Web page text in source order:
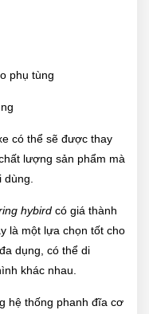
phụ tùng
có thể sẽ được thay
lượng sản phẩm mà
hybird có giá thành
là một lựa chọn tốt cho
dụng, có thể di
khác nhau.
hệ thống phanh đĩa cơ